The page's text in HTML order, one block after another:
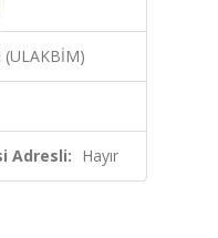
(ULAKBİM)
Adresli: Hayır